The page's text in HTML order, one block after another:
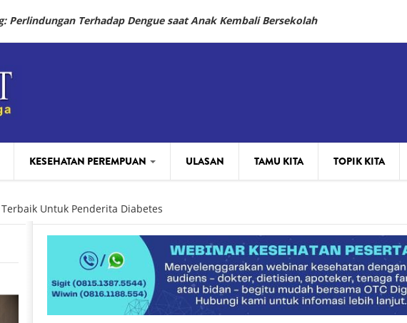
Perlindungan Terhadap Dengue saat Anak Kembali Bersekolah
KESEHATAN PEREMPUAN
BEAUTY
ULASAN TAMU KITA TOPIK KITA
Untuk Penderita Diabetes